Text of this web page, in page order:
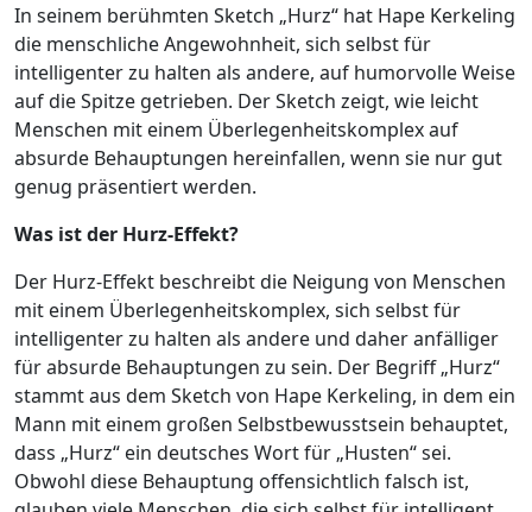
In seinem berühmten Sketch „Hurz“ hat Hape Kerkeling
die menschliche Angewohnheit, sich selbst für
intelligenter zu halten als andere, auf humorvolle Weise
auf die Spitze getrieben. Der Sketch zeigt, wie leicht
Menschen mit einem Überlegenheitskomplex auf
absurde Behauptungen hereinfallen, wenn sie nur gut
genug präsentiert werden.
Was ist der Hurz-Effekt?
Der Hurz-Effekt beschreibt die Neigung von Menschen
mit einem Überlegenheitskomplex, sich selbst für
intelligenter zu halten als andere und daher anfälliger
für absurde Behauptungen zu sein. Der Begriff „Hurz“
stammt aus dem Sketch von Hape Kerkeling, in dem ein
Mann mit einem großen Selbstbewusstsein behauptet,
dass „Hurz“ ein deutsches Wort für „Husten“ sei.
Obwohl diese Behauptung offensichtlich falsch ist,